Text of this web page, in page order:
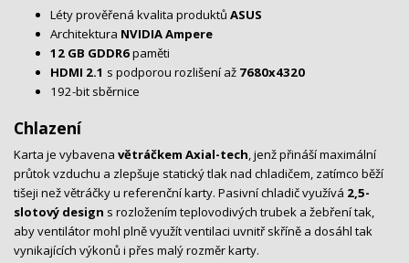
Léty prověřená kvalita produktů ASUS
Architektura NVIDIA Ampere
12 GB GDDR6paměti
HDMI 2.1 s podporou rozlišení až 7680x4320
192-bit sběrnice
Chlazení
Karta je vybavena větráčkem Axial-tech, jenž přináší maximální
průtok vzduchu a zlepšuje statický tlak nad chladičem, zatímco běží
tišeji než větráčky u referenční karty. Pasivní chladič využívá 2,5-
slotový design s rozložením teplovodivých trubek a žebření tak,
aby ventilátor mohl plně využít ventilaci uvnitř skříně a dosáhl tak
vynikajících výkonů i přes malý rozměr karty.